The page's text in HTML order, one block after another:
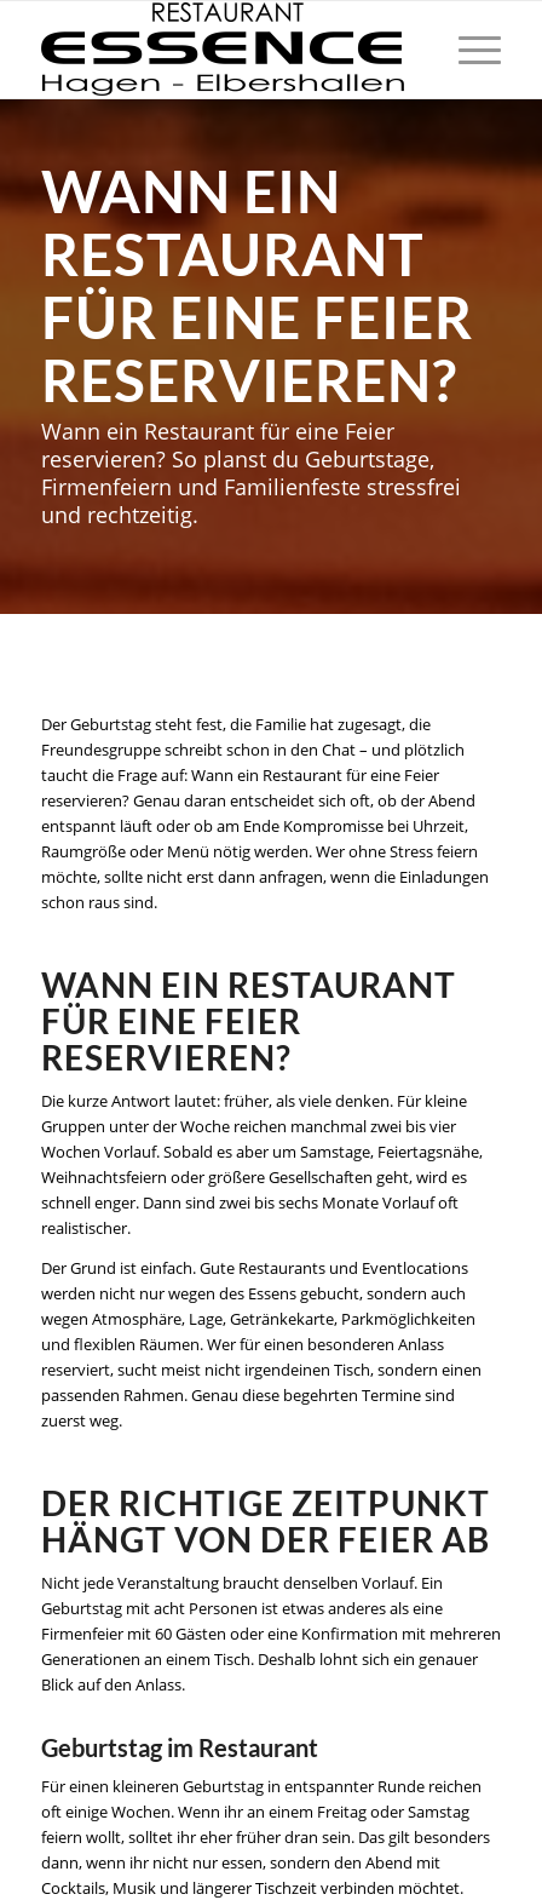
WANN EIN
RESTAURANT
FÜR EINE FEIER
RESERVIEREN?
Wann ein Restaurant für eine Feier
reservieren? So planst du Geburtstage,
Firmenfeiern und Familienfeste stressfrei
und rechtzeitig.
Der Geburtstag steht fest, die Familie hat zugesagt, die
Freundesgruppe schreibt schon in den Chat – und plötzlich
taucht die Frage auf: Wann ein Restaurant für eine Feier
reservieren? Genau daran entscheidet sich oft, ob der Abend
entspannt läuft oder ob am Ende Kompromisse bei Uhrzeit,
Raumgröße oder Menü nötig werden. Wer ohne Stress feiern
möchte, sollte nicht erst dann anfragen, wenn die Einladungen
schon raus sind.
WANN EIN RESTAURANT
FÜR EINE FEIER
RESERVIEREN?
Die kurze Antwort lautet: früher, als viele denken. Für kleine
Gruppen unter der Woche reichen manchmal zwei bis vier
Wochen Vorlauf. Sobald es aber um Samstage, Feiertagsnähe,
Weihnachtsfeiern oder größere Gesellschaften geht, wird es
schnell enger. Dann sind zwei bis sechs Monate Vorlauf oft
realistischer.
Der Grund ist einfach. Gute Restaurants und Eventlocations
werden nicht nur wegen des Essens gebucht, sondern auch
wegen Atmosphäre, Lage, Getränkekarte, Parkmöglichkeiten
und flexiblen Räumen. Wer für einen besonderen Anlass
reserviert, sucht meist nicht irgendeinen Tisch, sondern einen
passenden Rahmen. Genau diese begehrten Termine sind
zuerst weg.
DER RICHTIGE ZEITPUNKT
HÄNGT VON DER FEIER AB
Nicht jede Veranstaltung braucht denselben Vorlauf. Ein
Geburtstag mit acht Personen ist etwas anderes als eine
Firmenfeier mit 60 Gästen oder eine Konfirmation mit mehreren
Generationen an einem Tisch. Deshalb lohnt sich ein genauer
Blick auf den Anlass.
Geburtstag im Restaurant
Für einen kleineren Geburtstag in entspannter Runde reichen
oft einige Wochen. Wenn ihr an einem Freitag oder Samstag
feiern wollt, solltet ihr eher früher dran sein. Das gilt besonders
dann, wenn ihr nicht nur essen, sondern den Abend mit
Cocktails, Musik und längerer Tischzeit verbinden möchtet.